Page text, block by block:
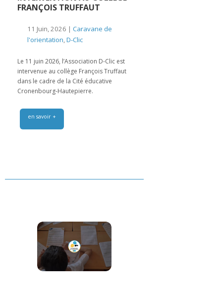
FRANÇOIS TRUFFAUT
11 Juin, 2026 | Caravane de
l'orientation,D-Clic
Le 11 juin 2026, l’Association D-Clic est
intervenue au collège François Truffaut
dans le cadre de la Cité éducative
Cronenbourg-Hautepierre.
en savoir +